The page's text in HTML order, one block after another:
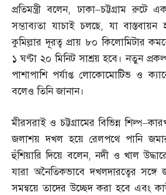
প্রতিমন্ত্রী বলেন,ঢাকা–চট্টগ্রাম রুটে
সম্ভাব্যতা যাচাই চলছে,যা বাস্তবায়ন
কুমিল্লার দূরত্ব প্রায় ৮০ কিলোমিটার
১ ঘণ্টা ২০ মিনিট সাশ্রয় হবে। নতুন
পাশাপাশি পর্যাপ্ত লোকোমোটিভ ও
বলেও তিনি জানান।
মীরসরাই ও চট্টগ্রামের বিভিন্ন শিল্প–
জলাশয় দখল হয়ে রেলপথে পানি
হুঁশিয়ারি দিয়ে বলেন,নদী ও খাল
যারা অনৈতিকভাবে দখলদারত্বের সঙ্গে
সমন্বয়ে তাদের উচ্ছেদ করা হবে এবং